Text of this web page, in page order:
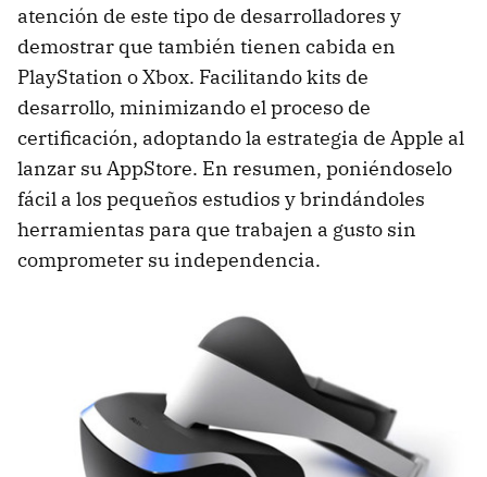
atención de este tipo de desarrolladores y
demostrar que también tienen cabida en
PlayStation o Xbox. Facilitando kits de
desarrollo, minimizando el proceso de
certificación, adoptando la estrategia de Apple al
lanzar su AppStore. En resumen, poniéndoselo
fácil a los pequeños estudios y brindándoles
herramientas para que trabajen a gusto sin
comprometer su independencia.